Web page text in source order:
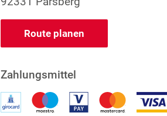
Route planen
Zahlungsmittel